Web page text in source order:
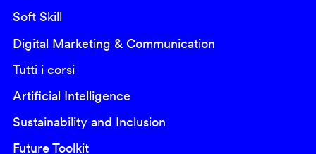
Soft Skill
Digital Marketing & Communication
Tutti i corsi
Artificial Intelligence
Sustainability and Inclusion
Future Toolkit